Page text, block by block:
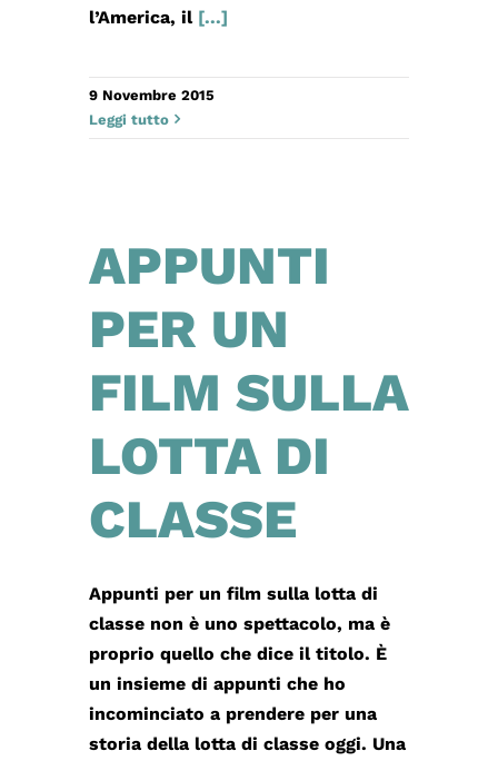
l’America, il[...]
9 Novembre 2015
Leggi tutto
APPUNTI
PER UN
FILM SULLA
LOTTA DI
CLASSE
Appunti per un film sulla lotta di
classe non è uno spettacolo, ma è
proprio quello che dice il titolo. È
un insieme di appunti che ho
incominciato a prendere per una
storia della lotta di classe oggi. Una